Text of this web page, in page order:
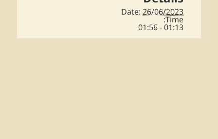
Date: 26/06/2023
Time:
01:13 - 01:56